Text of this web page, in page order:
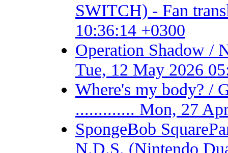
SWITCH) - Fan
10:36:14 +0300
Operation Shadow
Tue, 12 May 2026
Where's my body? /
............. Mon, 27
SpongeBob
N.D.S. (Nintendo